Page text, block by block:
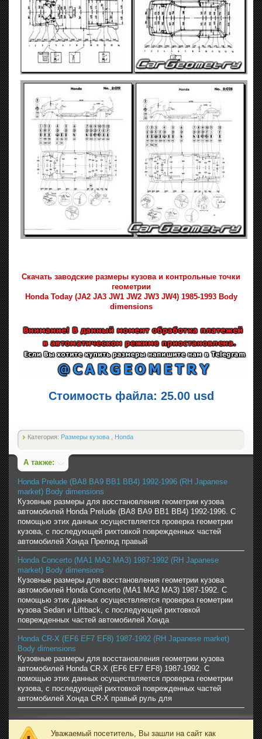
Скачать заводские размеры кузова и контрольные точки
геометрии
Honda Today (JA2 JA3 JW1 JW2 JW3 JW4) 1985-1993 Body
dimensions
Стоимость файла: 25.00 usd
Категория: Размеры кузова , Honda
А также:
Honda Prelude (BA8 BA9 BB1 BB4) 1992-1996 (RH Japanese
market) Body dimensions
Кузовные размеры для восстановления геометрии кузова
автомобилей Honda Prelude (BA8 BA9 BB1 BB4) 1992-1996. С
помощью этих данных осуществляется проверка геометрии
кузова, с последующей рихтовкой поврежденных частей
автомобилей Хонда Прелюд правый
Honda Concerto (MA1 MA2 MA3) 1987-1992 (RH Japanese
market) Body dimensions
Кузовные размеры для восстановления геометрии кузова
автомобилей Honda Concerto (MA1 MA2 MA3) 1987-1992. С
помощью этих данных осуществляется проверка геометрии
кузова Sedan и Liftback, с последующей рихтовкой
поврежденных частей автомобилей Хонда
Honda CR-X (EF6 EF7 EF8) 1987-1992 (RH Japanese market)
Body dimensions
Кузовные размеры для восстановления геометрии кузова
автомобилей Honda CR-X (EF6 EF7 EF8) 1987-1992. С
помощью этих данных осуществляется проверка геометрии
кузова, с последующей рихтовкой поврежденных частей
автомобилей Хонда CR-X правый руль для
Уважаемый посетитель, Вы зашли на сайт как